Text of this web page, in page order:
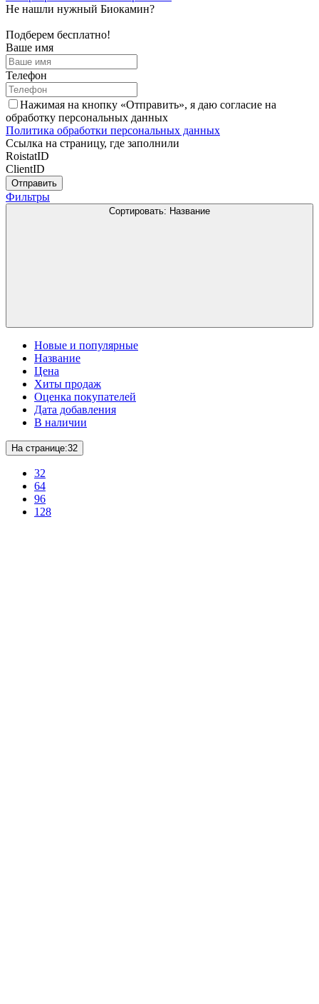
Не нашли нужный Биокамин?
Подберем бесплатно!
Ваше имя
Телефон
Нажимая на кнопку «Отправить», я даю согласие на
обработку персональных данных
Политика обработки персональных данных
Ссылка на страницу, где заполнили
RoistatID
ClientID
Отправить
Фильтры
Сортировать: Название
Новые и популярные
Название
Цена
Хиты продаж
Оценка покупателей
Дата добавления
В наличии
На странице:32
32
64
96
128